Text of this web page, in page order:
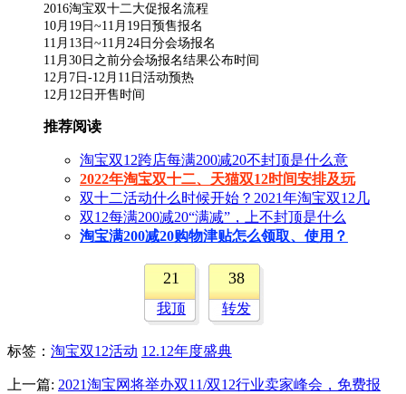
2016淘宝双十二大促报名流程
10月19日~11月19日预售报名
11月13日~11月24日分会场报名
11月30日之前分会场报名结果公布时间
12月7日-12月11日活动预热
12月12日开售时间
推荐阅读
淘宝双12跨店每满200减20不封顶是什么意
2022年淘宝双十二、天猫双12时间安排及玩
双十二活动什么时候开始？2021年淘宝双12几
双12每满200减20“满减”，上不封顶是什么
淘宝满200减20购物津贴怎么领取、使用？
21
我顶
38
转发
标签 ： 淘宝双12活动 12.12年度盛典
上一篇: 2021淘宝网将举办双11/双12行业卖家峰会，免费报